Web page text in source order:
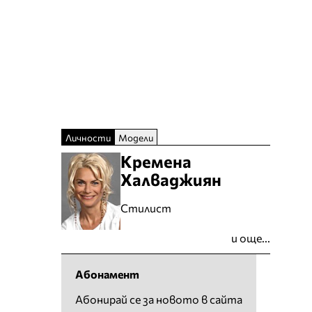
Личности Модели
Кремена
Халваджиян
Стилист
и още...
Абонамент
Абонирай се за новото в сайта